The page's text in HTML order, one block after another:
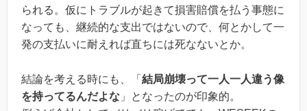
られる。仮にトラブルが起きて損害賠償を払う事態に
なっても、継続的な支出ではないので、何とかして一
発の支払いに耐えれば直ちには死なないとか。
結論を考える時にも、「 結局崩壊って一人一人違う像
を持ってるんだよな 」となったのが印象的。